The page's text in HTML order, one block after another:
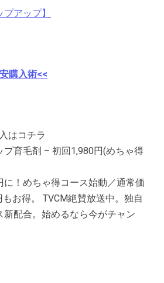
アップ】
購入術<<
はコチラ
プ育毛剤 – 初回1,980円(めちゃ得
に！めちゃ得コース始動／通常価
お得。 TVCM絶賛放送中。独自
新配合。始めるなら今がチャン